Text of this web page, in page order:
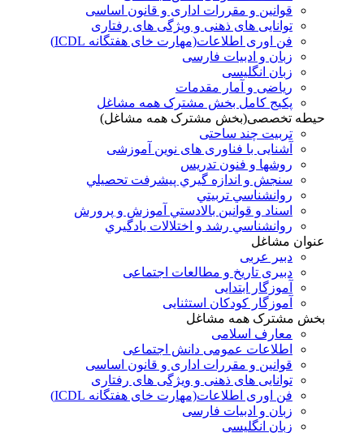
قوانین و مقررات اداری و قانون اساسی
توانایی های ذهنی و ویژگی های رفتاری
فن اوری اطلاعات(مهارت خای هفتگانه ICDL)
زبان و ادبیات فارسی
زبان انگلیسی
ریاضی و آمار مقدمات
پکیج کامل بخش مشترک همه مشاغل
حیطه تخصصی(بخش مشترک همه مشاغل)
تربیت چند ساحتی
آشنایی با فناوری های نوین آموزشی
روشها و فنون تدريس
سنجش و اندازه گيري پيشرفت تحصيلي
روانشناسي تربيتي
اسناد و قوانين بالادستي آموزش و پرورش
روانشناسي رشد و اختلالات يادگيري
عنوان مشاغل
دبير عربی
دبیری تاریخ و مطالعات اجتماعی
آموزگار ابتدایی
آموزگار کودکان استثنایی
بخش مشترک همه مشاغل
معارف اسلامی
اطلاعات عمومی دانش اجتماعی
قوانین و مقررات اداری و قانون اساسی
توانایی های ذهنی و ویژگی های رفتاری
فن اوری اطلاعات(مهارت خای هفتگانه ICDL)
زبان و ادبیات فارسی
زبان انگلیسی